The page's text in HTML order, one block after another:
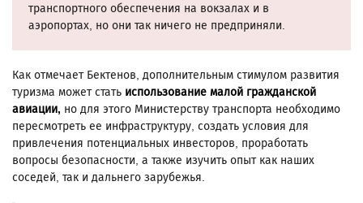
транспортного обеспечения на вокзалах и в
аэропортах, но они так ничего не предприняли.
Как отмечает Бектенов, дополнительным стимулом развития
туризма может стать использование малой гражданской
авиации, но для этого Министерству транспорта необходимо
пересмотреть ее инфраструктуру, создать условия для
привлечения потенциальных инвесторов, проработать
вопросы безопасности, а также изучить опыт как наших
соседей, так и дальнего зарубежья.